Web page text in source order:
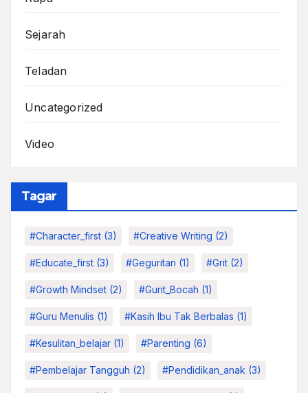
Sejarah
Teladan
Uncategorized
Video
Tagar
#character_first (3) #Creative Writing (2)
#educate_first (3) #Geguritan (1) #grit (2)
#growth Mindset (2) #Gurit_Bocah (1)
#Guru Menulis (1) #kasih Ibu Tak Berbalas (1)
#kesulitan_belajar (1) #parenting (6)
#pembelajar Tangguh (2) #pendidikan_anak (3)